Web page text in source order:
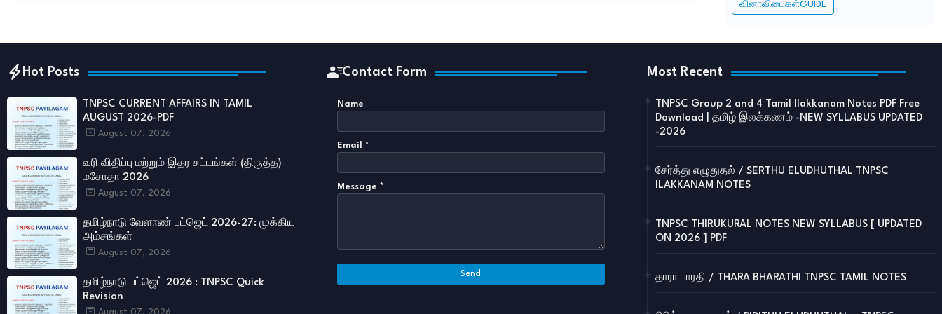
வினாவிடைகள்GUIDE
Hot Posts
TNPSC CURRENT AFFAIRS IN TAMIL
AUGUST 2026-PDF
August 07, 2026
வரி விதிப்பு மற்றும் இதர சட்​டங்​கள் (திருத்த)
மசோதா 2026
August 07, 2026
தமிழ்நாடு வேளாண் பட்ஜெட் 2026-27: முக்கிய
அம்சங்கள்
August 07, 2026
தமிழ்நாடு பட்ஜெட் 2026 : TNPSC Quick
Revision
August 07, 2026
Contact Form
Name
Email*
Message*
Most Recent
TNPSC Group 2 and 4 Tamil Ilakkanam Notes PDF Free
Download | தமிழ் இலக்கணம் -NEW SYLLABUS UPDATED
-2026
சேர்த்து எழுதுதல் / SERTHU ELUDHUTHAL TNPSC
ILAKKANAM NOTES
TNPSC THIRUKURAL NOTES NEW SYLLABUS [ UPDATED
ON 2026 ] PDF
தாரா பாரதி / THARA BHARATHI TNPSC TAMIL NOTES